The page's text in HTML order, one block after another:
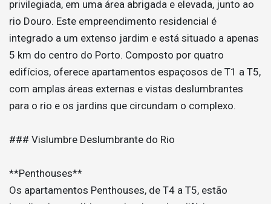
privilegiada, em uma área abrigada e elevada, junto ao
rio Douro. Este empreendimento residencial é
integrado a um extenso jardim e está situado a apenas
5 km do centro do Porto. Composto por quatro
edifícios, oferece apartamentos espaçosos de T1 a T5,
com amplas áreas externas e vistas deslumbrantes
para o rio e os jardins que circundam o complexo.
### Vislumbre Deslumbrante do Rio
**Penthouses**
Os apartamentos Penthouses, de T4 a T5, estão